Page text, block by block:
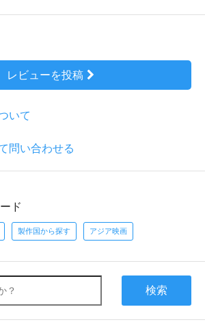
レビューを投稿
いて
問い合わせる
ド
製作国から探す アジア映画
検索